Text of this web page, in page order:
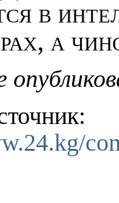
в
а